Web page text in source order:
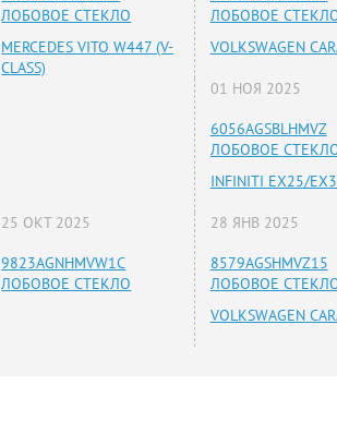
ЛОБОВОЕ СТЕКЛО
MERCEDES VITO W447 (V-
CLASS)
ЛОБОВОЕ
VOLKSWAGEN
01 НОЯ 2025
6056AGSBLHMVZ
ЛОБОВОЕ
INFINITI EX25/
25 ОКТ 2025
9823AGNHMVW1C
ЛОБОВОЕ СТЕКЛО
28 ЯНВ 2025
8579AGSHMVZ15
ЛОБОВОЕ
VOLKSWAGEN